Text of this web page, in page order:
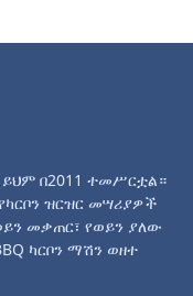
ይህም በ2011 ተመሥርቷል።
ዝርዝር መሣሪያዎች
መቃጠር፣ የወይን ያለው
ካርቦን ማሽን ወዘተ